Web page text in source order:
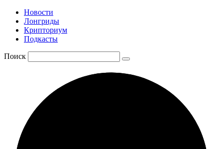
Новости
Лонгриды
Крипториум
Подкасты
Поиск